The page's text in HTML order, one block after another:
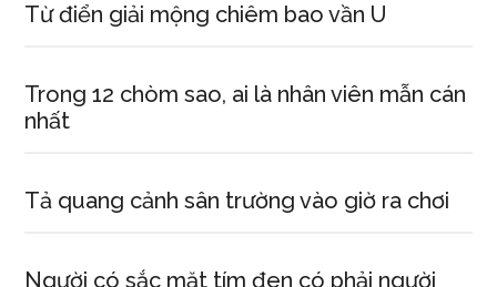
Từ điển giải mộng chiêm bao vần U
Trong 12 chòm sao, ai là nhân viên mẫn cán
nhất
Tả quang cảnh sân trường vào giờ ra chơi
Người có sắc mặt tím đen có phải người